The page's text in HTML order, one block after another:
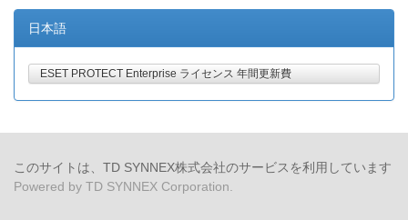
日本語
ESET PROTECT Enterprise ライセンス 年間更新費
このサイトは、TD SYNNEX株式会社のサービスを利用しています
Powered by TD SYNNEX Corporation.